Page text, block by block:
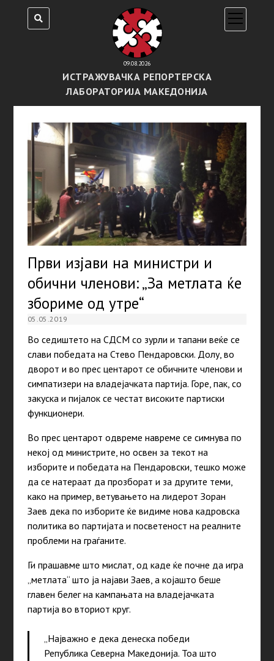
09.08.2026
ИСТРАЖУВАЧКА РЕПОРТЕРСКА
ЛАБОРАТОРИЈА МАКЕДОНИЈА
open
menu
Први изјави на министри и
обични членови: „За метлата ќе
збориме од утре“
05.05.2019
Во седиштето на СДСМ со зурли и тапани веќе се
слави победата на Стево Пендаровски. Долу, во
дворот и во прес центарот се обичните членови и
симпатизери на владејачката партија. Горе, пак, со
закуска и пијалок се честат високите партиски
функционери.
Во прес центарот одвреме навреме се симнува по
некој од министрите, но освен за текот на
изборите и победата на Пендаровски, тешко може
да се натераат да прозборат и за другите теми,
како на пример, ветувањето на лидерот Зоран
Заев дека по изборите ќе видиме нова кадровска
политика во партијата и посветеност на реалните
проблеми на граѓаните.
Ги прашавме што мислат, од каде ќе почне да игра
„метлата“ што ја најави Заев, а којашто беше
главен белег на кампањата на владејачката
партија во вториот круг.
„Најважно е дека денеска победи
Република Северна Македонија. Тоа што